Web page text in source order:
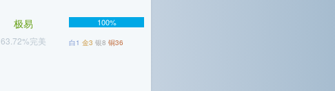
极易
63.72%完美
100%
白1 金3 银8 铜36